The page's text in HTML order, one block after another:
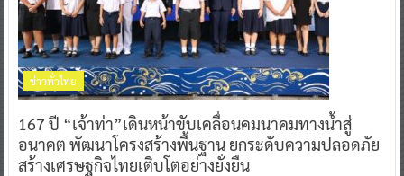
ข่าวทั่วไทย
167 ปี “เจ้าท่า”เดินหน้าขับเคลื่อนคมนาคมทางน้ำสู่
อนาคต พัฒนาโครงสร้างพื้นฐาน ยกระดับความปลอดภัย
สร้างเศรษฐกิจไทยเติบโตอย่างยั่งยืน